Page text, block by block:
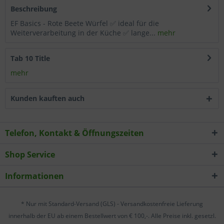
Wählen Sie nach Ihren individuellen Bedürfnissen
Cookies & Services aus:
Statistik & Tracking
Beschreibung
EF Basics - Rote Beete Würfel ✅ ideal für die
Weiterverarbeitung in der Küche ✅ lange... mehr
Tab 10 Title
mehr
Kunden kauften auch
Telefon, Kontakt & Öffnungszeiten
Shop Service
Informationen
* Nur mit Standard-Versand (GLS) - Versandkostenfreie Lieferung
innerhalb der EU ab einem Bestellwert von € 100,-. Alle Preise inkl. gesetzl.